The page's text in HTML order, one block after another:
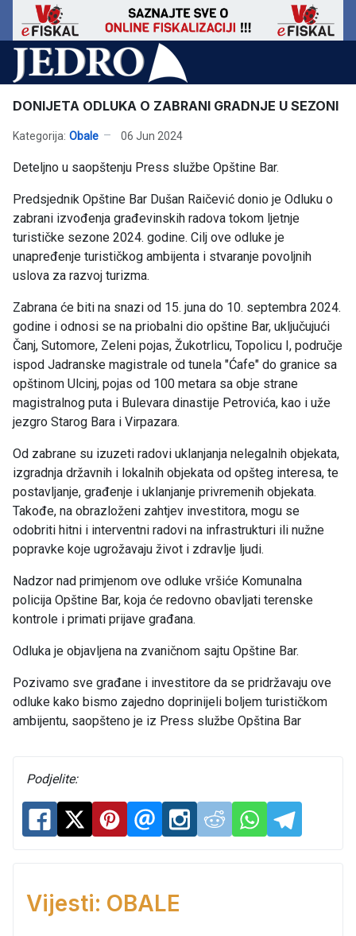
DONIJETA ODLUKA O ZABRANI GRADNJE U SEZONI
Kategorija: Obale 06 Jun 2024
Deteljno u saopštenju Press službe Opštine Bar.
Predsjednik Opštine Bar Dušan Raičević donio je Odluku o
zabrani izvođenja građevinskih radova tokom ljetnje
turističke sezone 2024. godine. Cilj ove odluke je
unapređenje turističkog ambijenta i stvaranje povoljnih
uslova za razvoj turizma.
Zabrana će biti na snazi od 15. juna do 10. septembra 2024.
godine i odnosi se na priobalni dio opštine Bar, uključujući
Čanj, Sutomore, Zeleni pojas, Žukotrlicu, Topolicu I, područje
ispod Jadranske magistrale od tunela "Ćafe" do granice sa
opštinom Ulcinj, pojas od 100 metara sa obje strane
magistralnog puta i Bulevara dinastije Petrovića, kao i uže
jezgro Starog Bara i Virpazara.
Od zabrane su izuzeti radovi uklanjanja nelegalnih objekata,
izgradnja državnih i lokalnih objekata od opšteg interesa, te
postavljanje, građenje i uklanjanje privremenih objekata.
Takođe, na obrazloženi zahtjev investitora, mogu se
odobriti hitni i interventni radovi na infrastrukturi ili nužne
popravke koje ugrožavaju život i zdravlje ljudi.
Nadzor nad primjenom ove odluke vršiće Komunalna
policija Opštine Bar, koja će redovno obavljati terenske
kontrole i primati prijave građana.
Odluka je objavljena na zvaničnom sajtu Opštine Bar.
Pozivamo sve građane i investitore da se pridržavaju ove
odluke kako bismo zajedno doprinijeli boljem turističkom
ambijentu, saopšteno je iz Press službe Opština Bar
Podjelite:
Vijesti: OBALE